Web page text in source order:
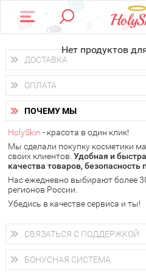
Нет продуктов
ДОСТАВКА
Доставка осуществляетсяпо
Вы можете выбрать доставку
получить заказ в пунктах выдачи
самовывоза.
В 20 городах России доставка
следующий день.
у Вас всегда есть
доставку от HolySkin.
подробнее об условиях
ОПЛАТА
Вы можете оплатить свой заказ
наличными деньгами (
через интернет-банк (Альфа-
электронными способами.
ПОЧЕМУ МЫ
HolySkin - красота в один клик!
Мы сделали покупку косметики
своих клиентов. Удобная и
качества товаров, безопасность
Нас ежедневно выбирают более
регионов России.
Убедись в качестве сервиса и ты!
СВЯЗАТЬСЯ С ПОДДЕРЖКОЙ
+7 (800) 707-24-55
Мы будем рады ответить на все
магазина, проконсультировать
БОНУСНАЯ СИСТЕМА